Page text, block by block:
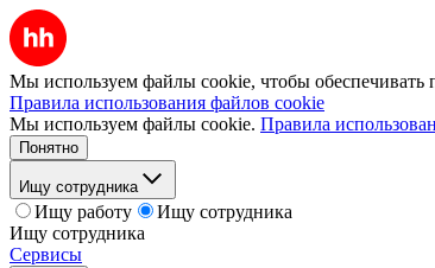
Мы используем файлы cookie, чтобы обеспечивать
Правила использования файлов cookie
Мы используем файлы cookie. Правила
Понятно
Ищу сотрудника
Ищу работу
Ищу сотрудника
Ищу сотрудника
Сервисы